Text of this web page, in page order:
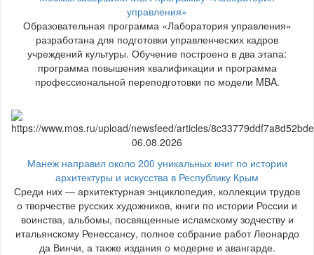
управления»
Образовательная программа «Лаборатория управления»
разработана для подготовки управленческих кадров
учреждений культуры. Обучение построено в два этапа:
программа повышения квалификации и программа
профессиональной переподготовки по модели MBA.
06.08.2026
Манеж направил около 200 уникальных книг по истории
архитектуры и искусства в Республику Крым
Среди них — архитектурная энциклопедия, коллекции трудов
о творчестве русских художников, книги по истории России и
воинства, альбомы, посвященные исламскому зодчеству и
итальянскому Ренессансу, полное собрание работ Леонардо
да Винчи, а также издания о модерне и авангарде.